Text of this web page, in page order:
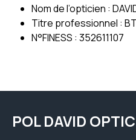
Nom de l’opticien :
Titre professionnel :
N°FINESS : 352611107
POL DAVID